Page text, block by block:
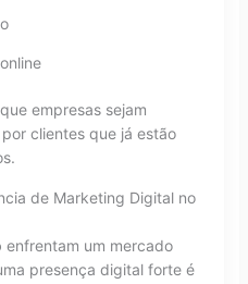
empresas sejam
clientes que já estão
de Marketing Digital no
enfrentam um mercado
presença digital forte é